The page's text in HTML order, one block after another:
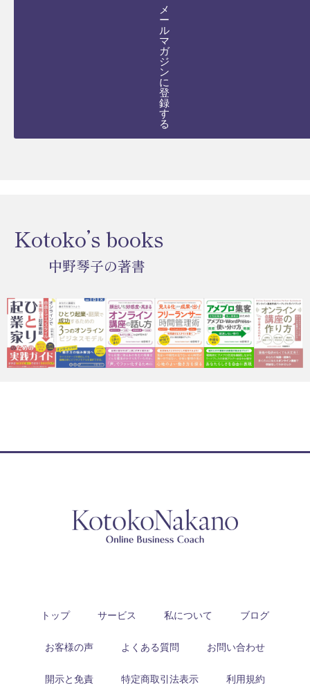
メ
ー
ル
マ
ガ
ジ
ン
に
登
録
す
る
Kotoko’s books
中野琴子の著書
トップ サービス 私について ブログ
お客様の声 よくある質問 お問い合わせ
開示と免責 特定商取引法表示 利用規約